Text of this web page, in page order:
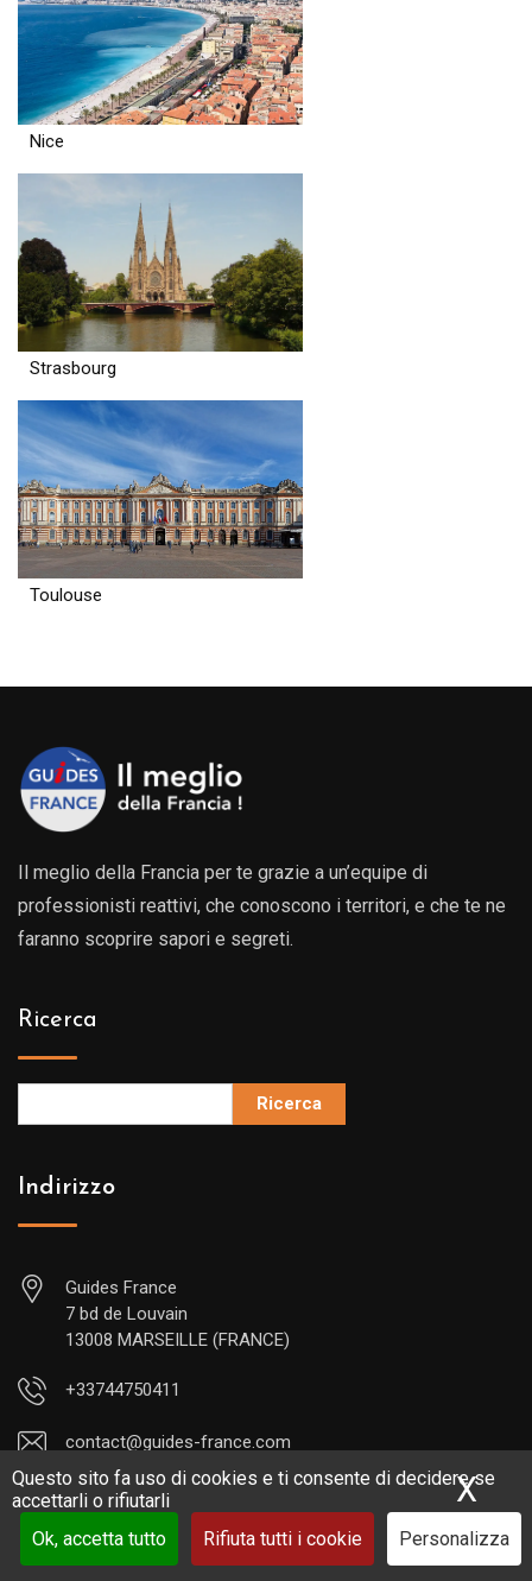
Questo sito fa uso di cookies e ti consente di decidere se
accettarli o rifiutarli
Ok, accetta tutto
Rifiuta tutti i cookie Personalizza
X
Nice
Strasbourg
Toulouse
Il meglio della Francia per te grazie a un’equipe di
professionisti reattivi, che conoscono i territori, e che te ne
faranno scoprire sapori e segreti.
Ricerca
Ricerca
Indirizzo
Guides France
7 bd de Louvain
13008 MARSEILLE (FRANCE)
+33744750411
contact@guides-france.com